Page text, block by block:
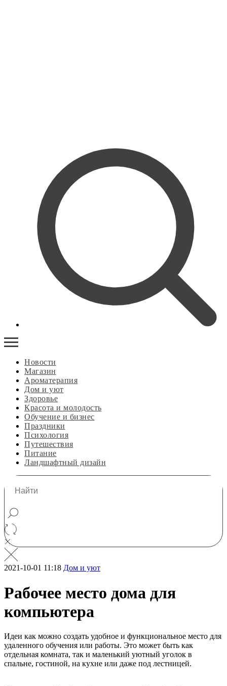
Новости
Магазин
Ароматерапия
Дом и уют
Здоровье
Красота и молодость
Обучение и бизнес
Праздники
Психология
Путешествия
Питание
Ландшафтный дизайн
2021-10-01 11:18 Дом и уют
Рабочее место дома для
компьютера
Идеи как можно создать удобное и функциональное место для
удаленного обучения или работы. Это может быть как
отдельная комната, так и маленький уютный уголок в
спальне, гостиной, на кухне или даже под лестницей.